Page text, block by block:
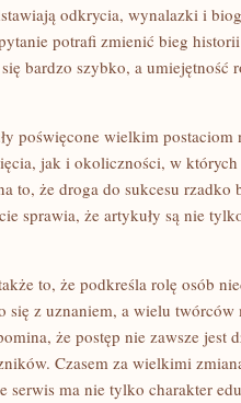
odkrycia, wynalazki i
potrafi zmienić bieg
bardzo szybko, a umiejętność
poświęcone wielkim
jak i okoliczności, w których
to, że droga do sukcesu rzadko
sprawia, że artykuły są nie
to, że podkreśla rolę osób
z uznaniem, a wielu twórców
że postęp nie zawsze jest
Czasem za wielkimi
serwis ma nie tylko charakter